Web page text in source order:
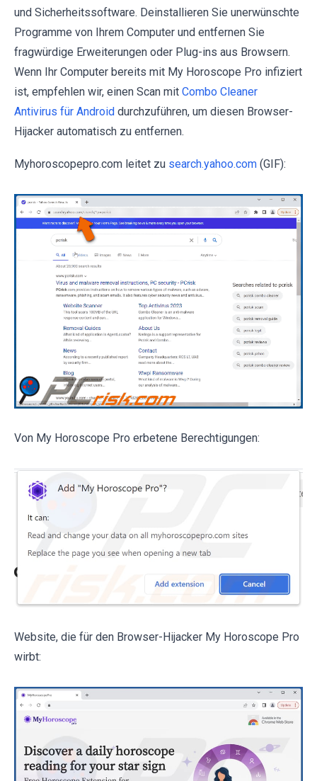
und Sicherheitssoftware. Deinstallieren Sie unerwünschte
Programme von Ihrem Computer und entfernen Sie
fragwürdige Erweiterungen oder Plug-ins aus Browsern.
Wenn Ihr Computer bereits mit My Horoscope Pro infiziert
ist, empfehlen wir, einen Scan mit Combo Cleaner
Antivirus für Android durchzuführen, um diesen Browser-
Hijacker automatisch zu entfernen.
Myhoroscopepro.com leitet zu search.yahoo.com (GIF):
Von My Horoscope Pro erbetene Berechtigungen:
Website, die für den Browser-Hijacker My Horoscope Pro
wirbt: